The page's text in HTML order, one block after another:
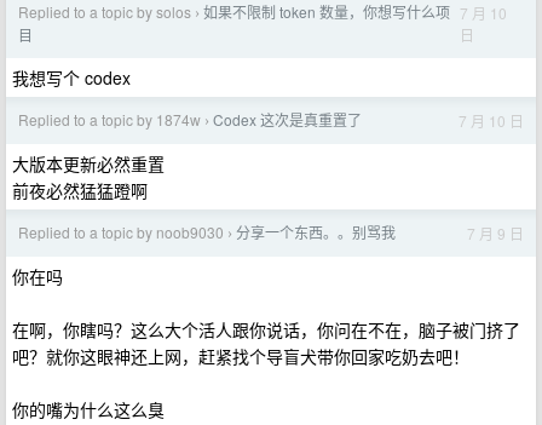
Replied to a topic by solos › 如果不限制 token 数量，你想写什么项
目
7 月 10
日
我想写个 codex
Replied to a topic by 1874w › Codex 这次是真重置了 7 月 10 日
大版本更新必然重置
前夜必然猛猛蹬啊
Replied to a topic by noob9030 › 分享一个东西。。别骂我 7 月 9 日
你在吗
在啊，你瞎吗？这么大个活人跟你说话，你问在不在，脑子被门挤了
吧？就你这眼神还上网，赶紧找个导盲犬带你回家吃奶去吧！
你的嘴为什么这么臭